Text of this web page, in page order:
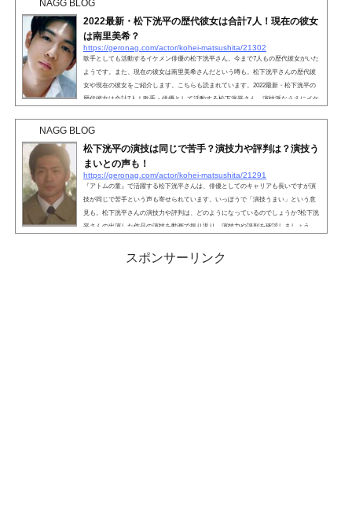
NAGG BLOG
2022最新・松下洸平の歴代彼女は合計7人！現在の彼女
は南里美希？
https://geronag.com/actor/kohei-matsushita/21302
歌手としても活動するイケメン俳優の松下洸平さん。今まで7人もの歴代彼女がいた
ようです。また、現在の彼女は南里美希さんだという噂も。松下洸平さんの歴代彼
女や現在の彼女をご紹介します。こちらも読まれています。2022最新・松下洸平の
歴代彼女は合計7人！歌手・俳優として活動する松下洸平さん。演技派なうえにイケ
NAGG BLOG
松下洸平の演技は同じで苦手？演技力や評判は？演技う
まいとの声も！
https://geronag.com/actor/kohei-matsushita/21291
『アトムの童』で活躍する松下洸平さんは、俳優としてのキャリアも長いですが演
技が同じで苦手という声も寄せられています。いっぽうで「演技うまい」という意
見も。松下洸平さんの演技力や評判は、どのようになっているのでしょうか?松下洸
平さんの出演した作品の演技を動画で振り返り、演技力や評判を確認しましょう。
る松下洸平さんは、ドラマや映画に多数出演しています。過去には『スカーレッ
ト』など朝ドラにも出演し、その演技力で一躍話題になりま...
スポンサーリンク